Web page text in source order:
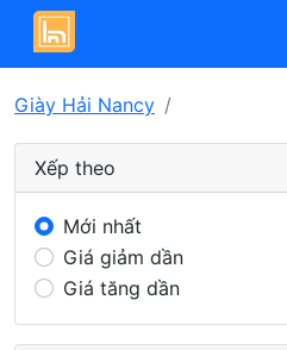
Giày Hải Nancy
Xếp theo
Mới nhất
Giá giảm dần
Giá tăng dần